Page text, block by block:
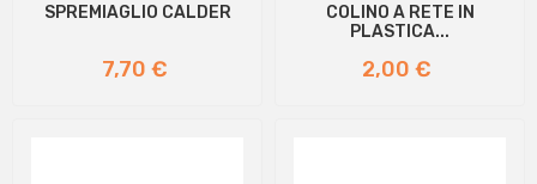
SPREMIAGLIO CALDER
Prezzo
7,70 €
COLINO A RETE IN
PLASTICA...
Prezzo
2,00 €